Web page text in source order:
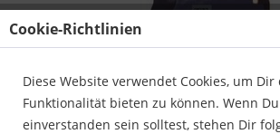
Cookie-Richtlinien
Diese Website verwendet Cookies, um
Funktionalität bieten zu können. Wenn
einverstanden sein solltest, stehen Dir